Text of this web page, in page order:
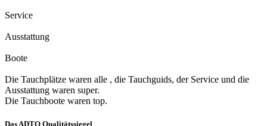
Service
Ausstattung
Boote
Die Tauchplätze waren alle , die Tauchguids, der Service und die
Ausstattung waren super.
Die Tauchboote waren top.
Das ADTO Qualitätssiegel